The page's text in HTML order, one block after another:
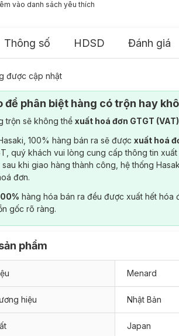
vào danh sách yêu thích
Thông số HDSD Đánh giá
được cập nhật
để phân biệt hàng có trộn hay
trộn sẽ không thể xuất hoá đơn GTGT
100% hàng bán ra sẽ được xuất hoá
quý khách vui lòng cung cấp thông tin
sau khi giao hàng thành công, hệ thống
đơn.
hàng hóa bán ra đều được xuất hết hóa
gốc rõ ràng.
phẩm
Menard
hiệu Nhật Bản
Japan